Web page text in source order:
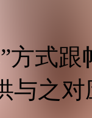
”方式
与之